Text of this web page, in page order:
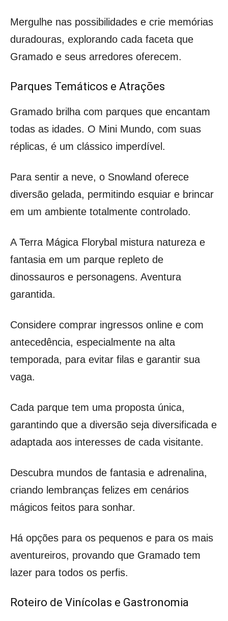
Mergulhe nas possibilidades e crie memórias
duradouras, explorando cada faceta que
Gramado e seus arredores oferecem.
Parques Temáticos e Atrações
Gramado brilha com parques que encantam
todas as idades. O Mini Mundo, com suas
réplicas, é um clássico imperdível.
Para sentir a neve, o Snowland oferece
diversão gelada, permitindo esquiar e brincar
em um ambiente totalmente controlado.
A Terra Mágica Florybal mistura natureza e
fantasia em um parque repleto de
dinossauros e personagens. Aventura
garantida.
Considere comprar ingressos online e com
antecedência, especialmente na alta
temporada, para evitar filas e garantir sua
vaga.
Cada parque tem uma proposta única,
garantindo que a diversão seja diversificada e
adaptada aos interesses de cada visitante.
Descubra mundos de fantasia e adrenalina,
criando lembranças felizes em cenários
mágicos feitos para sonhar.
Há opções para os pequenos e para os mais
aventureiros, provando que Gramado tem
lazer para todos os perfis.
Roteiro de Vinícolas e Gastronomia